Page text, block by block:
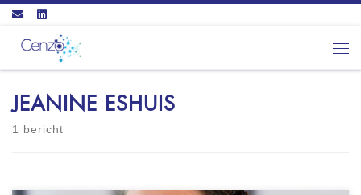
Ga naar inhoud
JEANINE ESHUIS
1 bericht